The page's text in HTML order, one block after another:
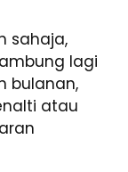
sahaja,
lagi
bulanan,
atau